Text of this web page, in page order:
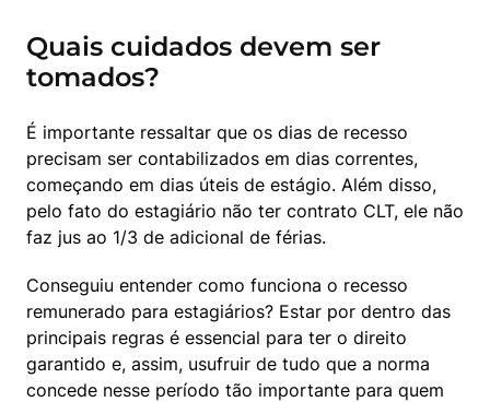
Quais cuidados devem ser
tomados?
É importante ressaltar que os dias de recesso
precisam ser contabilizados em dias correntes,
começando em dias úteis de estágio. Além disso,
pelo fato do estagiário não ter contrato CLT, ele não
faz jus ao 1/3 de adicional de férias.
Conseguiu entender como funciona o recesso
remunerado para estagiários? Estar por dentro das
principais regras é essencial para ter o direito
garantido e, assim, usufruir de tudo que a norma
concede nesse período tão importante para quem